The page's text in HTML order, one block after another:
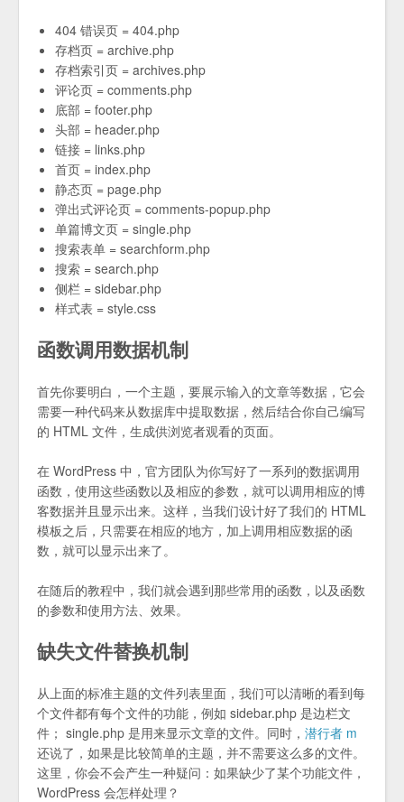
404 错误页 = 404.php
存档页 = archive.php
存档索引页 = archives.php
评论页 = comments.php
底部 = footer.php
头部 = header.php
链接 = links.php
首页 = index.php
静态页 = page.php
弹出式评论页 = comments-popup.php
单篇博文页 = single.php
搜索表单 = searchform.php
搜索 = search.php
侧栏 = sidebar.php
样式表 = style.css
函数调用数据机制
首先你要明白，一个主题，要展示输入的文章等数据，它会
需要一种代码来从数据库中提取数据，然后结合你自己编写
的 HTML 文件，生成供浏览者观看的页面。
在 WordPress 中，官方团队为你写好了一系列的数据调用
函数，使用这些函数以及相应的参数，就可以调用相应的博
客数据并且显示出来。这样，当我们设计好了我们的 HTML
模板之后，只需要在相应的地方，加上调用相应数据的函
数，就可以显示出来了。
在随后的教程中，我们就会遇到那些常用的函数，以及函数
的参数和使用方法、效果。
缺失文件替换机制
从上面的标准主题的文件列表里面，我们可以清晰的看到每
个文件都有每个文件的功能，例如 sidebar.php 是边栏文
件； single.php 是用来显示文章的文件。同时， 潜行者 m
还说了，如果是比较简单的主题，并不需要这么多的文件。
这里，你会不会产生一种疑问：如果缺少了某个功能文件，
WordPress 会怎样处理？